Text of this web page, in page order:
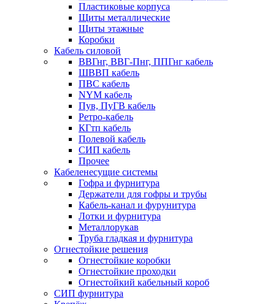
Пластиковые корпуса
Щиты металлические
Щиты этажные
Коробки
Кабель силовой
ВВГнг, ВВГ-Пнг, ППГнг кабель
ШВВП кабель
ПВС кабель
NYM кабель
Пув, ПуГВ кабель
Ретро-кабель
КГтп кабель
Полевой кабель
СИП кабель
Прочее
Кабеленесущие системы
Гофра и фурнитура
Держатели для гофры и трубы
Кабель-канал и фурунитура
Лотки и фурнитура
Металлорукав
Труба гладкая и фурнитура
Огнестойкие решения
Огнестойкие коробки
Огнестойкие проходки
Огнестойкий кабельный короб
СИП фурнитура